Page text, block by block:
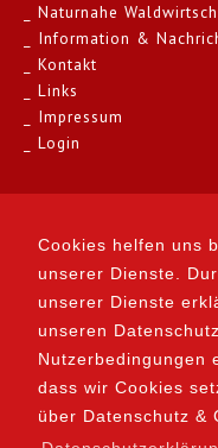
Cookies helfen uns
unserer Dienste.
unserer Dienste
unseren
Nutzerbedingungen
dass wir Cookies
über Datenschutz &
Naturnahe
Information &
Kontakt
Links
Impressum
Login